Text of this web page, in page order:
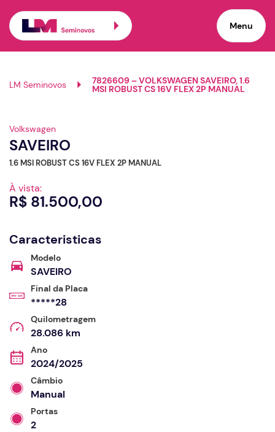
Menu
LM Seminovos 7826609 – VOLKSWAGEN SAVEIRO, 1.6
MSI ROBUST CS 16V FLEX 2P MANUAL
Volkswagen
SAVEIRO
1.6 MSI ROBUST CS 16V FLEX 2P MANUAL
À vista:
R$ 81.500,00
Caracteristicas
Modelo
SAVEIRO
Final da Placa
*****28
Quilometragem
28.086 km
Ano
2024/2025
Câmbio
Manual
Portas
2